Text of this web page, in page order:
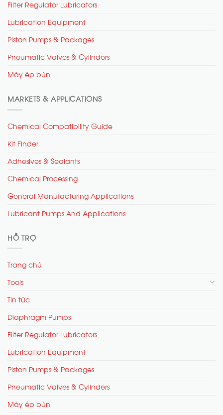
Filter Regulator Lubricators
Lubrication Equipment
Piston Pumps & Packages
Pneumatic Valves & Cylinders
Máy ép bùn
MARKETS & APPLICATIONS
Chemical Compatibility Guide
Kit Finder
Adhesives & Sealants
Chemical Processing
General Manufacturing Applications
Lubricant Pumps And Applications
HỖ TRỢ
Trang chủ
Tools
Tin tức
Diaphragm Pumps
Filter Regulator Lubricators
Lubrication Equipment
Piston Pumps & Packages
Pneumatic Valves & Cylinders
Máy ép bùn